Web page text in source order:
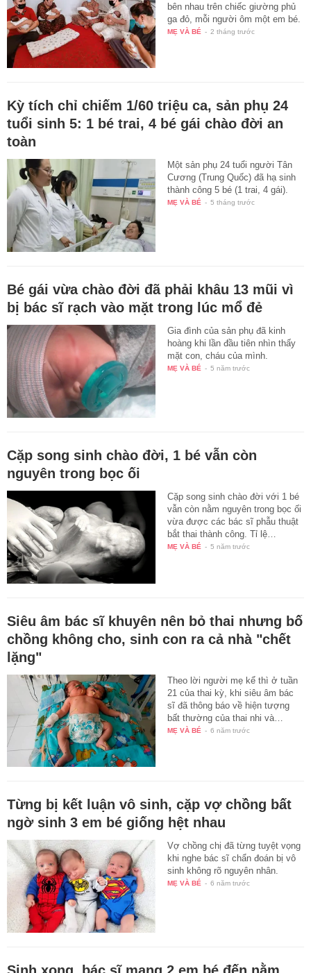
bên nhau trên chiếc giường phủ
ga đỏ, mỗi người ôm một em bé.
MẸ VÀ BÉ - 2 tháng trước
Kỳ tích chỉ chiếm 1/60 triệu ca, sản phụ 24
tuổi sinh 5: 1 bé trai, 4 bé gái chào đời an
toàn
Một sản phụ 24 tuổi người Tân
Cương (Trung Quốc) đã hạ sinh
thành công 5 bé (1 trai, 4 gái).
MẸ VÀ BÉ - 5 tháng trước
Bé gái vừa chào đời đã phải khâu 13 mũi vì
bị bác sĩ rạch vào mặt trong lúc mổ đẻ
Gia đình của sản phụ đã kinh
hoàng khi lần đầu tiên nhìn thấy
mặt con, cháu của mình.
MẸ VÀ BÉ - 5 năm trước
Cặp song sinh chào đời, 1 bé vẫn còn
nguyên trong bọc ối
Cặp song sinh chào đời với 1 bé
vẫn còn nằm nguyên trong bọc ối
vừa được các bác sĩ phẫu thuật
bắt thai thành công. Tỉ lệ…
MẸ VÀ BÉ - 5 năm trước
Siêu âm bác sĩ khuyên nên bỏ thai nhưng bố
chồng không cho, sinh con ra cả nhà "chết
lặng"
Theo lời người mẹ kể thì ở tuần
21 của thai kỳ, khi siêu âm bác
sĩ đã thông báo về hiện tượng
bất thường của thai nhi và…
MẸ VÀ BÉ - 6 năm trước
Từng bị kết luận vô sinh, cặp vợ chồng bất
ngờ sinh 3 em bé giống hệt nhau
Vợ chồng chị đã từng tuyệt vọng
khi nghe bác sĩ chẩn đoán bị vô
sinh không rõ nguyên nhân.
MẸ VÀ BÉ - 6 năm trước